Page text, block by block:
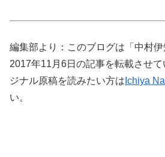
編集部より：このブログは「中村伊
2017年11月6日の記事を転載させ
ジナル原稿を読みたい方は Ichiya
い。